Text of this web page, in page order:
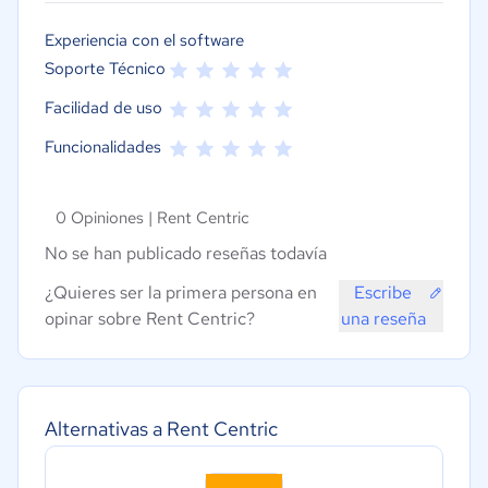
Alternativas a Rent Centric
Experiencia con el software
Soporte Técnico
Facilidad de uso
Funcionalidades
0 Opiniones | Rent Centric
No se han publicado reseñas todavía
¿Quieres ser la primera persona en
opinar sobre Rent Centric?
Escribe
una reseña